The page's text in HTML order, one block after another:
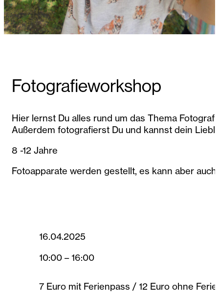
Fotografieworkshop
Hier lernst Du alles rund um das Thema
Außerdem fotografierst Du und kannst dein
8 -12 Jahre
Fotoapparate werden gestellt, es kann aber
16.04.2025
10:00 – 16:00
7 Euro mit Ferienpass / 12 Euro ohne